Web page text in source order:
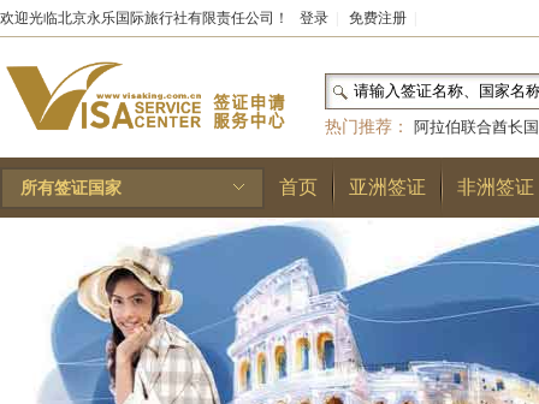
欢迎光临北京永乐国际旅行社有限责任公司！ 登录 免费注册
热门推荐：
阿拉伯联合酋长国
和国|布基纳法索|巴勒斯坦
林王国|安道尔公国|
所有签证国家 首页 亚洲签证 非洲签证